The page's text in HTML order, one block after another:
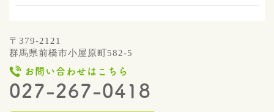
〒379-2121
群馬県前橋市小屋原町582-5
お問い合わせはこちら
027-267-0418